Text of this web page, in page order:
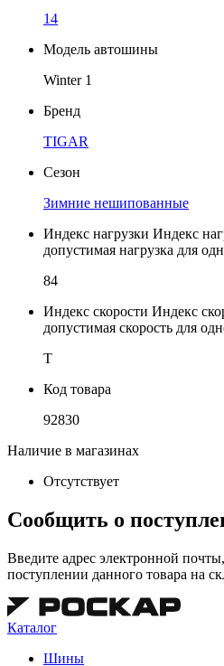
14
Модель автошины
Winter 1
Бренд
TIGAR
Сезон
Зимние нешипованные
Индекс нагрузки Индекс
допустимая нагрузка для
84
Индекс скорости Индекс
допустимая скорость для
T
Код товара
92830
Наличие в магазинах
Отсутствует
Сообщить о
Введите адрес электронной
поступлении данного товара на
Каталог
Шины